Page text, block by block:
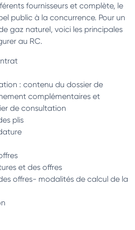
fournisseurs et complète, le
public à la concurrence. Pour un
gaz naturel, voici les principales
au RC.
: contenu du dossier de
complémentaires et
de consultation
plis
et des offres
offres- modalités de calcul de la